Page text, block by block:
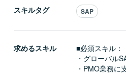
スキルタグ SAP
求めるスキル
■必須スキル：
・グローバル
・PMO業務に